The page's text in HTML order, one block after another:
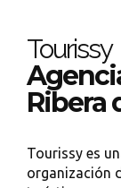
Tourissy
Ribera
Tourissy es
organización